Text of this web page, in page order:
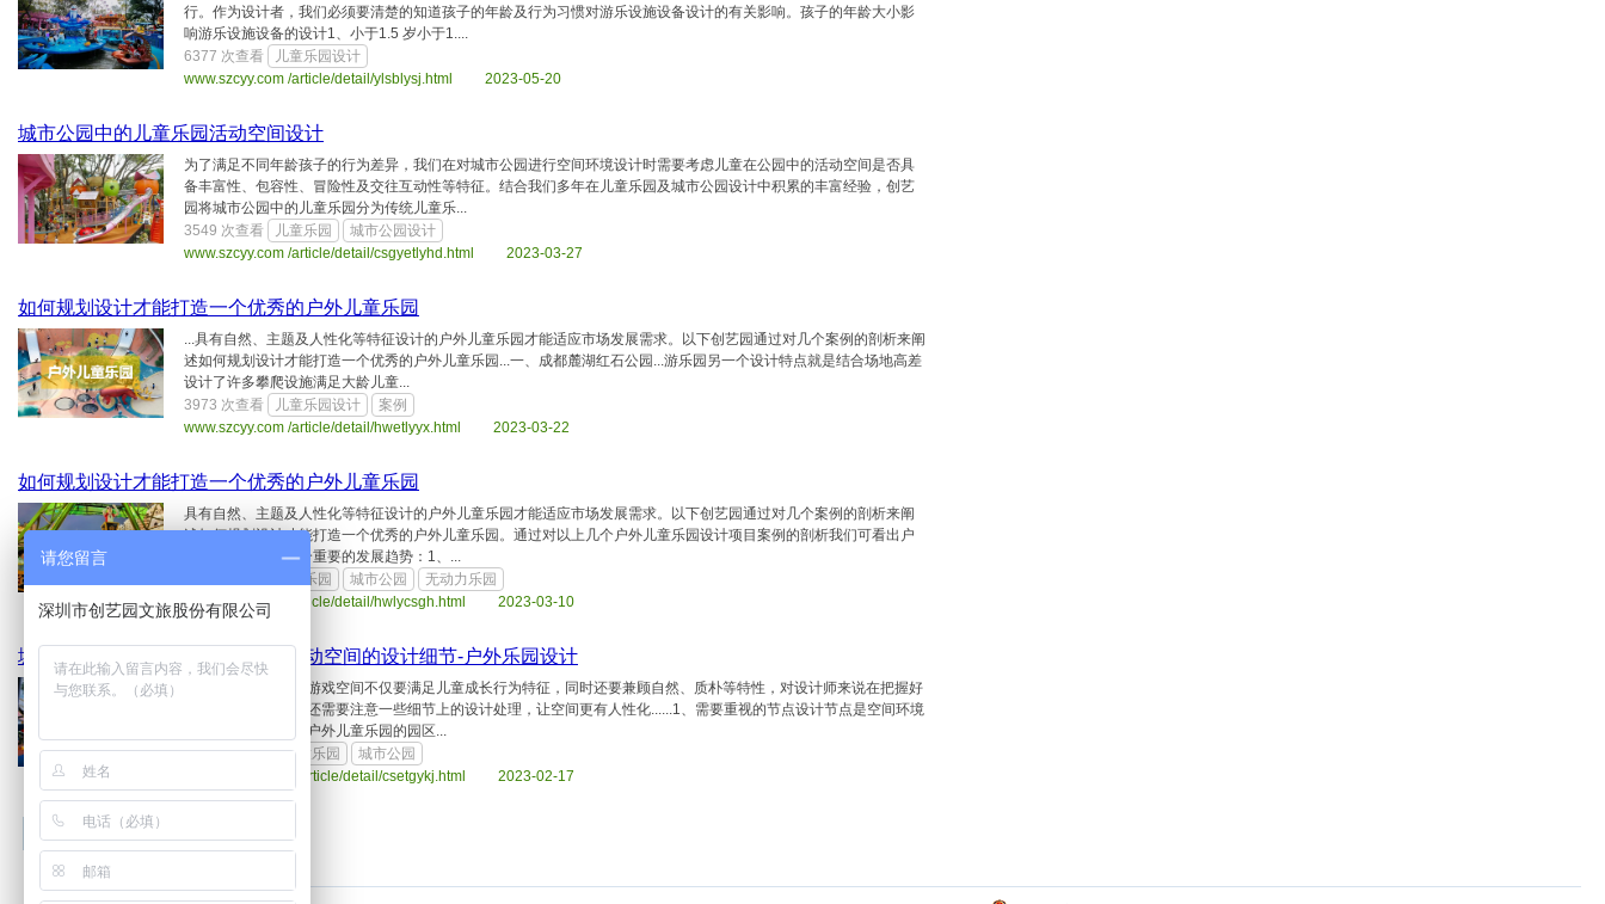
行。作为设计者，我们必须要清楚的知道孩子的年龄及行为习惯对游乐设施设备设计的有关影响。孩子的年龄大小影
响游乐设施设备的设计1、小于1.5 岁小于1....
6377 次查看
儿童乐园设计
www.szcyy.com /article/detail/ylsblysj.html 2023-05-20
城市公园中的儿童乐园活动空间设计
为了满足不同年龄孩子的行为差异，我们在对城市公园进行空间环境设计时需要考虑儿童在公园中的活动空间是否具
备丰富性、包容性、冒险性及交往互动性等特征。结合我们多年在儿童乐园及城市公园设计中积累的丰富经验，创艺
园将城市公园中的儿童乐园分为传统儿童乐...
3549 次查看
儿童乐园
城市公园设计
www.szcyy.com /article/detail/csgyetlyhd.html 2023-03-27
如何规划设计才能打造一个优秀的户外儿童乐园
...具有自然、主题及人性化等特征设计的户外儿童乐园才能适应市场发展需求。以下创艺园通过对几个案例的剖析来阐
述如何规划设计才能打造一个优秀的户外儿童乐园...一、成都麓湖红石公园...游乐园另一个设计特点就是结合场地高差
设计了许多攀爬设施满足大龄儿童...
3973 次查看
儿童乐园设计
案例
www.szcyy.com /article/detail/hwetlyyx.html 2023-03-22
如何规划设计才能打造一个优秀的户外儿童乐园
具有自然、主题及人性化等特征设计的户外儿童乐园才能适应市场发展需求。以下创艺园通过对几个案例的剖析来阐
述如何规划设计才能打造一个优秀的户外儿童乐园。通过对以上几个户外儿童乐园设计项目案例的剖析我们可看出户
外儿童游乐园有几个重要的发展趋势：1、...
儿童乐园 城市公园
无动力乐园
www.szcyy.com /article/detail/hwlycsgh.html 2023-03-10
城市公园中要注意哪些有关儿童活动空间的设计细节-户外乐园设计
城市公园中的儿童游戏空间不仅要满足儿童成长行为特征，同时还要兼顾自然、质朴等特性，对设计师来说在把握好
设计大方向的同时还需要注意一些细节上的设计处理，让空间更有人性化......1、需要重视的节点设计节点是空间环境
中的各个点元素，户外儿童乐园的园区...
3055 次查看 儿童乐园
城市公园
www.szcyy.com /article/detail/csetgykj.html 2023-02-17
3
请您留言
深圳市创艺园文旅股份有限公司